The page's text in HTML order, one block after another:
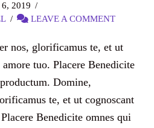
2019
LEAVE A COMMENT
nos, glorificamus te, et ut
tuo. Placere Benedicite
Domine,
te, et ut cognoscant
Benedicite omnes qui